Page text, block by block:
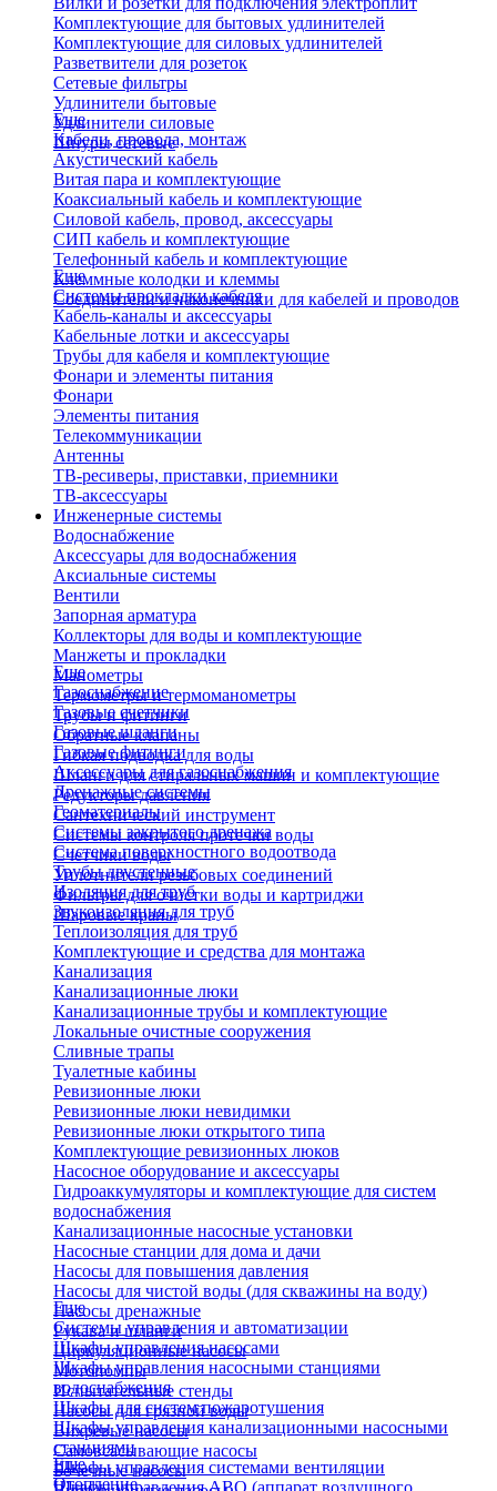
Комплектующие для бытовых удлинителей
Комплектующие для силовых удлинителей
Разветвители для розеток
Сетевые фильтры
Удлинители бытовые
Удлинители силовые
Шнуры сетевые
Еще
Кабели, провода, монтаж
Акустический кабель
Витая пара и комплектующие
Коаксиальный кабель и комплектующие
Силовой кабель, провод, аксессуары
СИП кабель и комплектующие
Телефонный кабель и комплектующие
Клеммные колодки и клеммы
Соединители и наконечники для кабелей и проводов
Еще
Системы прокладки кабеля
Кабель-каналы и аксессуары
Кабельные лотки и аксессуары
Трубы для кабеля и комплектующие
Фонари и элементы питания
Фонари
Элементы питания
Телекоммуникации
Антенны
ТВ-ресиверы, приставки, приемники
ТВ-аксессуары
Инженерные системы
Водоснабжение
Аксессуары для водоснабжения
Аксиальные системы
Вентили
Запорная арматура
Коллекторы для воды и комплектующие
Манжеты и прокладки
Манометры
Термометры и термоманометры
Трубы и фитинги
Обратные клапаны
Гибкая подводка для воды
Шланги для стиральных машин и комплектующие
Редукторы давления
Сантехнический инструмент
Системы контроля протечки воды
Счетчики воды
Уплотнители резьбовых соединений
Фильтры для очистки воды и картриджи
Шаровые краны
Еще
Газоснабжение
Газовые счетчики
Газовые шланги
Газовые фитинги
Аксессуары для газоснабжения
Дренажные системы
Геоматериалы
Системы закрытого дренажа
Система поверхностного водоотвода
Трубы двустенные
Изоляция для труб
Звукоизоляция для труб
Теплоизоляция для труб
Комплектующие и средства для монтажа
Канализация
Канализационные люки
Канализационные трубы и комплектующие
Локальные очистные сооружения
Сливные трапы
Туалетные кабины
Ревизионные люки
Ревизионные люки невидимки
Ревизионные люки открытого типа
Комплектующие ревизионных люков
Насосное оборудование и аксессуары
Гидроаккумуляторы и комплектующие для систем
водоснабжения
Канализационные насосные установки
Насосные станции для дома и дачи
Насосы для повышения давления
Насосы для чистой воды (для скважины на воду)
Насосы дренажные
Рукава и шланги
Циркуляционные насосы
Мотопомпы
Испытательные стенды
Насосы для грязной воды
Вихревые насосы
Самовсасывающие насосы
Бочечные насосы
Еще
Системы управления и автоматизации
Шкафы управления насосами
Шкафы управления насосными станциями
водоснабжения
Шкафы для систем пожаротушения
Шкафы управления канализационными насосными
станциями
Шкафы управления системами вентиляции
Шкафы управления АВО (аппарат воздушного
Еще
Отопление